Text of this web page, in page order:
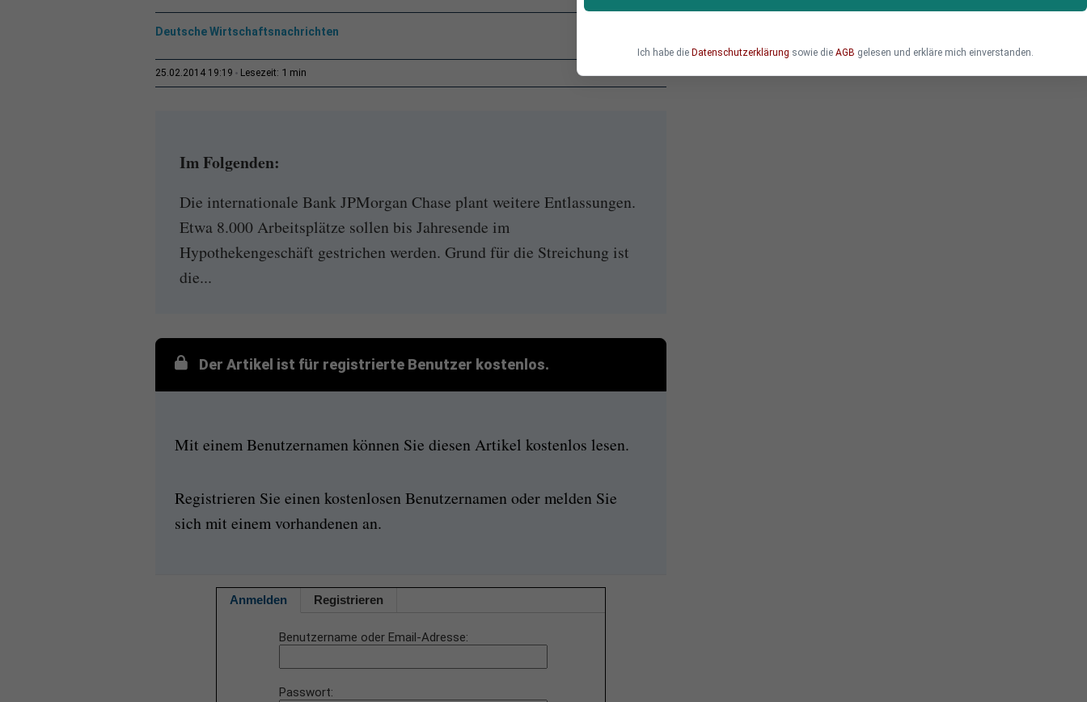
Deutsche Wirtschaftsnachrichten
25.02.2014 19:19 Lesezeit: 1 min
Im Folgenden:
Die internationale Bank JPMorgan Chase plant weitere Entlassungen.
Etwa 8.000 Arbeitsplätze sollen bis Jahresende im
Hypothekengeschäft gestrichen werden. Grund für die Streichung ist
die...
Der Artikel ist für registrierte Benutzer kostenlos.
Mit einem Benutzernamen können Sie diesen Artikel kostenlos lesen.
Registrieren Sie einen kostenlosen Benutzernamen oder melden Sie
sich mit einem vorhandenen an.
Anmelden Registrieren
Benutzername oder Email-Adresse
Passwort
Ich habe die Datenschutzerklärung sowie die AGB gelesen und erkläre mich einverstanden.